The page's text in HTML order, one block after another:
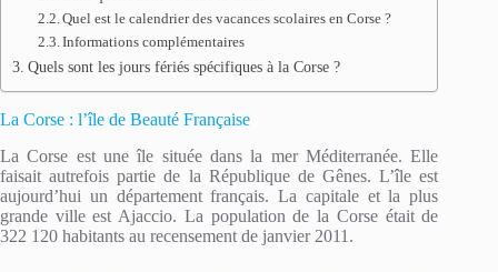
Quel est le calendrier des vacances scolaires en Corse ?
Informations complémentaires
Quels sont les jours fériés spécifiques à la Corse ?
La Corse : l’île de Beauté Française
La Corse est une île située dans la mer Méditerranée. Elle
faisait autrefois partie de la République de Gênes. L’île est
aujourd’hui un département français. La capitale et la plus
grande ville est Ajaccio. La population de la Corse était de
322 120 habitants au recensement de janvier 2011.